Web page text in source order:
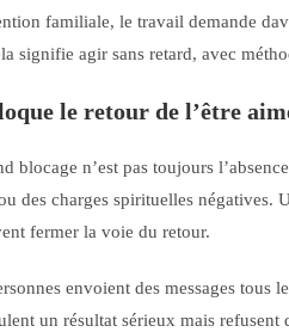
familiale, le travail demande
signifie agir sans retard, avec
le retour de l’être
blocage n’est pas toujours
des charges spirituelles négatives.
fermer la voie du retour.
envoient des messages
un résultat sérieux mais